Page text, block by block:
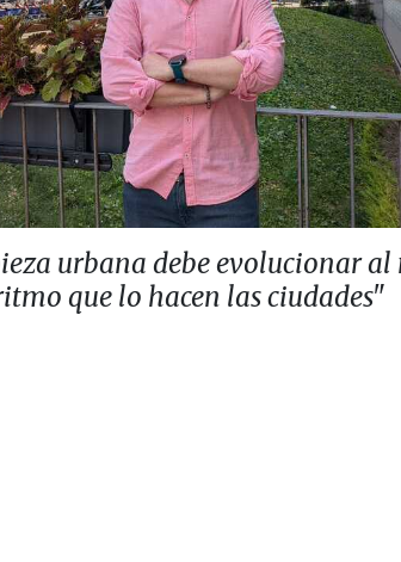
urbana debe evolucionar al
que lo hacen las ciudades"